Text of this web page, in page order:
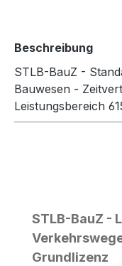
Beschreibung
STLB-BauZ -
Bauwesen -
Leistungsbereich
Produktgalerie
STLB-BauZ -
Grundlizenz